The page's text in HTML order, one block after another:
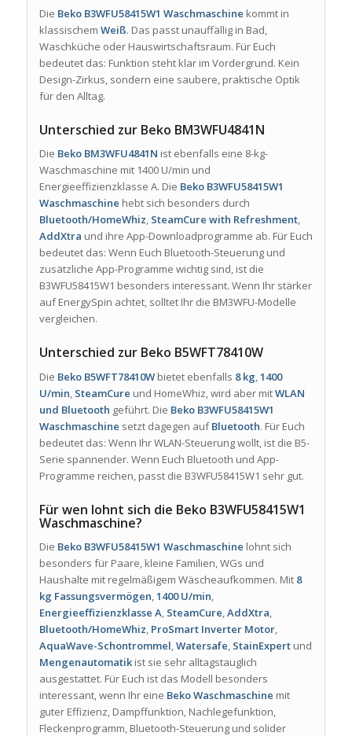
Die Beko B3WFU58415W1 Waschmaschine kommt in
klassischem Weiß. Das passt unauffällig in Bad,
Waschküche oder Hauswirtschaftsraum. Für Euch
bedeutet das: Funktion steht klar im Vordergrund. Kein
Design-Zirkus, sondern eine saubere, praktische Optik
für den Alltag.
Unterschied zur Beko BM3WFU4841N
Die Beko BM3WFU4841N ist ebenfalls eine 8-kg-
Waschmaschine mit 1400 U/min und
Energieeffizienzklasse A. Die Beko B3WFU58415W1
Waschmaschine hebt sich besonders durch
Bluetooth/HomeWhiz, SteamCure with Refreshment,
AddXtra und ihre App-Downloadprogramme ab. Für Euch
bedeutet das: Wenn Euch Bluetooth-Steuerung und
zusätzliche App-Programme wichtig sind, ist die
B3WFU58415W1 besonders interessant. Wenn Ihr stärker
auf EnergySpin achtet, solltet Ihr die BM3WFU-Modelle
vergleichen.
Unterschied zur Beko B5WFT78410W
Die Beko B5WFT78410Wbietet ebenfalls 8 kg 1400
U/min SteamCure und HomeWhiz, wird aber mitWLAN
und Bluetooth geführt. Die Beko B3WFU58415W1
Waschmaschine setzt dagegen aufBluetooth. Für Euch
bedeutet das: Wenn Ihr WLAN-Steuerung wollt, ist die B5-
Serie spannender. Wenn Euch Bluetooth und App-
Programme reichen, passt die B3WFU58415W1 sehr gut.
Für wen lohnt sich die Beko B3WFU58415W1
Waschmaschine?
Die Beko B3WFU58415W1 Waschmaschine lohnt sich
besonders für Paare, kleine Familien, WGs und
Haushalte mit regelmäßigem Wäscheaufkommen. Mit 8
kg Fassungsvermögen 1400 U/min
Energieeffizienzklasse A SteamCure AddXtra
Bluetooth/HomeWhiz ProSmart Inverter Motor,
AquaWave-Schontrommel Watersafe StainExpertund
Mengenautomatikist sie sehr alltagstauglich
ausgestattet. Für Euch ist das Modell besonders
interessant, wenn Ihr eine Beko Waschmaschine mit
guter Effizienz, Dampffunktion, Nachlegefunktion,
Fleckenprogramm, Bluetooth-Steuerung und solider